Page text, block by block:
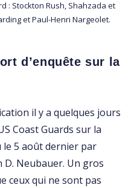
: Stockton Rush, Shahzada et
et Paul-Henri Nargeolet.
d’enquête sur la
il y a quelques jours
Coast Guards sur la
5 août dernier par
D. Neubauer. Un gros
ceux qui ne sont pas